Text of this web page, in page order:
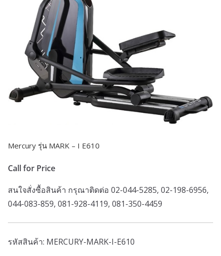
Mercury รุ่น MARK – I E610
Call for Price
สนใจสั่งซื้อสินค้า กรุณาติดต่อ 02-044-5285, 02-198-6956,
044-083-859, 081-928-4119, 081-350-4459
รหัสสินค้า: MERCURY-MARK-I-E610